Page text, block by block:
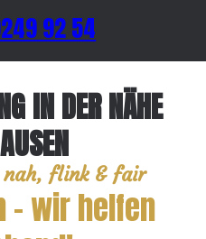
92 54
IN DER NÄHE
flink & fair
– wir helfen